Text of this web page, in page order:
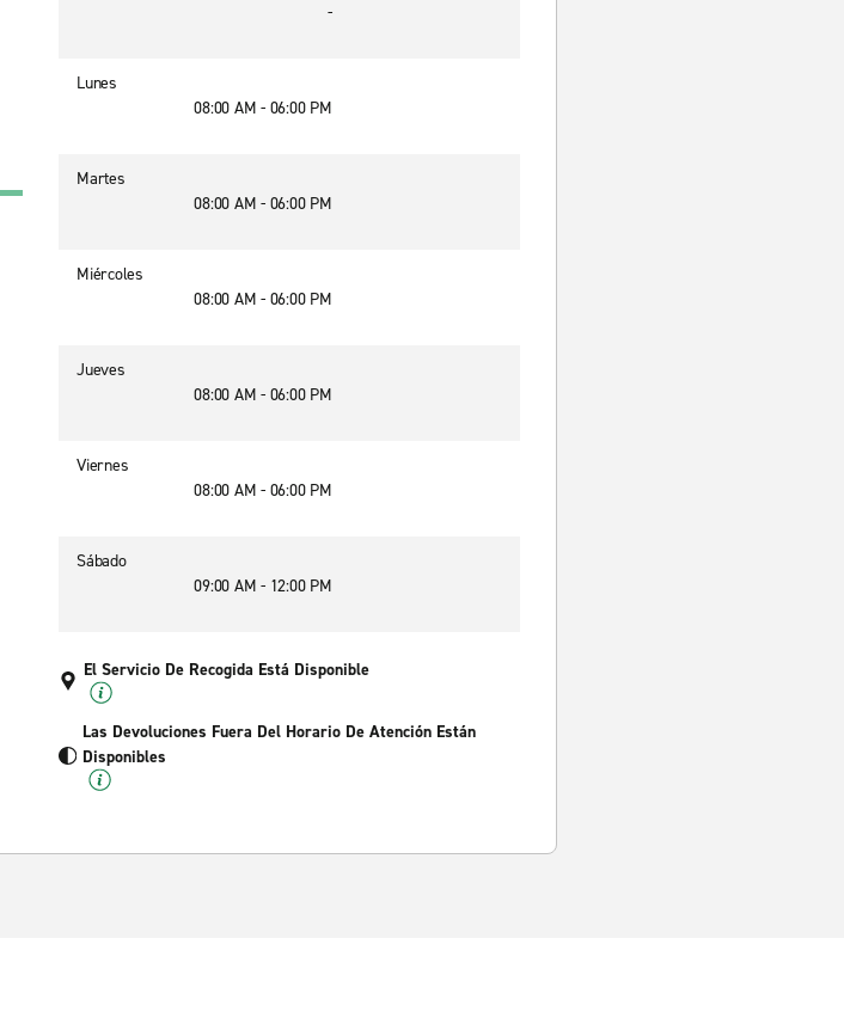
-
Lunes
08:00 AM - 06:00 PM
Martes
08:00 AM - 06:00 PM
Miércoles
08:00 AM - 06:00 PM
Jueves
08:00 AM - 06:00 PM
Viernes
08:00 AM - 06:00 PM
Sábado
09:00 AM - 12:00 PM
El Servicio De Recogida Está Disponible
Las Devoluciones Fuera Del Horario De Atención Están
Disponibles